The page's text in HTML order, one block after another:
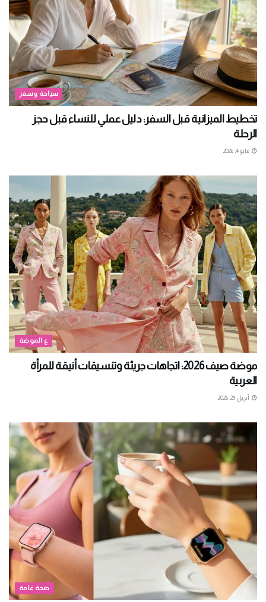
سياحة وسفر
تخطيط الميزانية قبل السفر: دليل عملي للنساء قبل حجز
الرحلة
مايو 4, 2026
ع الموضة
موضة صيف 2026: اتجاهات جريئة وتنسيقات أنيقة للمرأة
العربية
أبريل 29, 2026
صحة عامة